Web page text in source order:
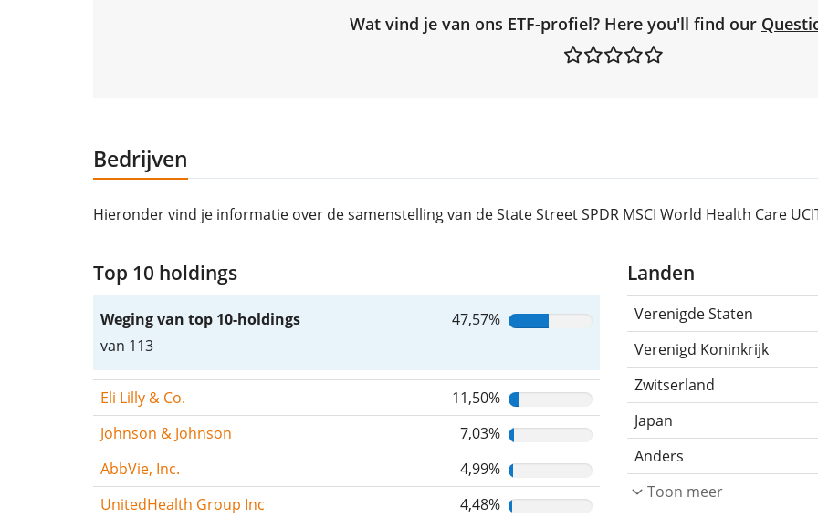
Wat vind je van ons ETF-profiel? Here you'll find our
Bedrijven
Hieronder vind je informatie over de samenstelling van de State Street SPDR MSCI World Health Care
Top 10 holdings
Weging van top 10-holdings
van 113
47,57%
Eli Lilly & Co.
11,50%
Johnson & Johnson
7,03%
AbbVie, Inc.
4,99%
UnitedHealth Group Inc
4,48%
Landen
Verenigde Staten
Verenigd Koninkrijk
Zwitserland
Japan
Anders
Toon meer